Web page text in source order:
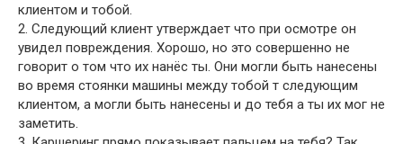
клиентом и тобой.
2. Следующий клиент утверждает что при осмотре он
увидел повреждения. Хорошо, но это совершенно не
говорит о том что их нанёс ты. Они могли быть нанесены
во время стоянки машины между тобой т следующим
клиентом, а могли быть нанесены и до тебя а ты их мог не
заметить.